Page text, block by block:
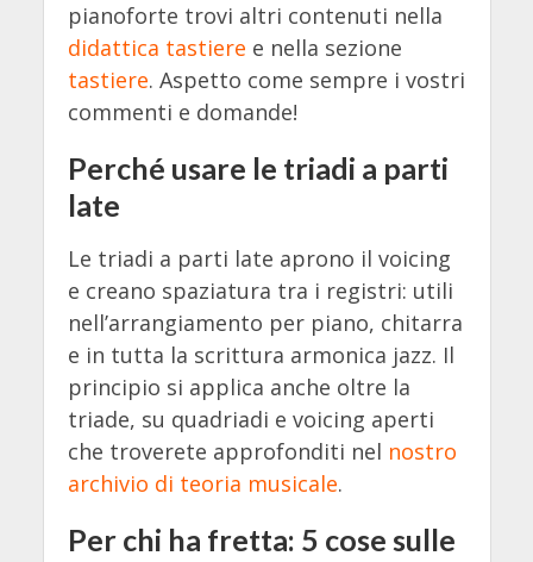
pianoforte trovi altri contenuti nella
didattica tastiere e nella sezione
tastiere. Aspetto come sempre i vostri
commenti e domande!
Perché usare le triadi a parti
late
Le triadi a parti late aprono il voicing
e creano spaziatura tra i registri: utili
nell’arrangiamento per piano, chitarra
e in tutta la scrittura armonica jazz. Il
principio si applica anche oltre la
triade, su quadriadi e voicing aperti
che troverete approfonditi nel nostro
archivio di teoria musicale.
Per chi ha fretta: 5 cose sulle